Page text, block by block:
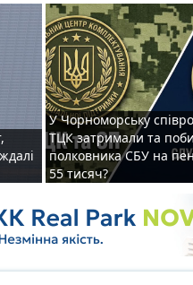
У Чорноморську
ТЦК затримали та
полковника СБУ на
55 тисяч?